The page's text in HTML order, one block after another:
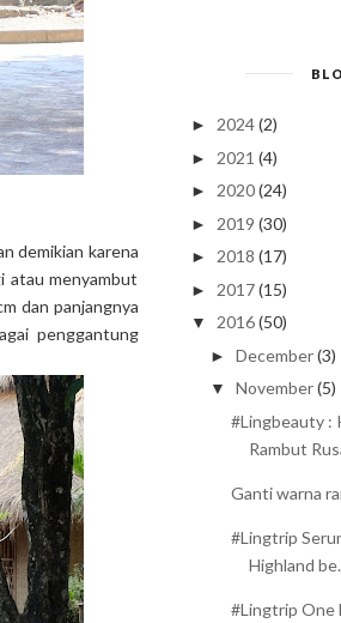
demikian karena
atau menyambut
dan panjangnya
penggantung
► 2024 (2)
► 2021 (4)
► 2020 (24)
► 2019 (30)
► 2018 (17)
► 2017 (15)
▼ 2016 (50)
►December(3)
▼ November(5)
#Lingbeauty :
Rambut
Ganti warna
#Lingtrip
Highland
#Lingtrip One